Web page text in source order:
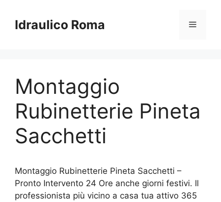
contenuto
Idraulico Roma Menu
Montaggio
Rubinetterie Pineta
Sacchetti
Montaggio Rubinetterie Pineta Sacchetti –
Pronto Intervento 24 Ore anche giorni festivi. Il
professionista più vicino a casa tua attivo 365